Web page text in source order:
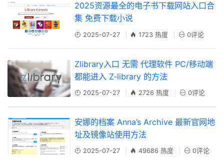
2025资源最全的电子书下载网站入口合
集 免费下载小说
2025-07-27 1723 热度 0评论
Zlibrary入口 无需 代理软件 PC/移动端
都能进入 Z-library 的方法
2025-07-27 2726 热度 0评论
安娜的档案 Anna’s Archive 最新官网地
址及镜像站使用方法
2025-07-27 49686 热度 0评论